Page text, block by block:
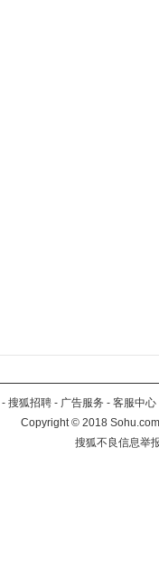
- 搜狐招聘 - 广告服务 - 客服中心
Copyright©2018
搜狐不良信息举